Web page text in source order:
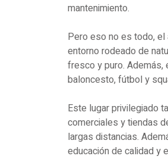
mantenimiento.
Pero eso no es todo, el
entorno rodeado de
fresco y puro. Además,
baloncesto, fútbol y
Este lugar privilegiado
comerciales y tiendas
largas distancias.
educación de calidad y